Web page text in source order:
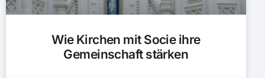
Wie Kirchen mit Socie ihre
Gemeinschaft stärken